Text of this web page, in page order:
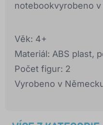
notebookvyrobeno
Věk: 4+
Materiál: ABS plast,
Počet figur: 2
Vyrobeno v